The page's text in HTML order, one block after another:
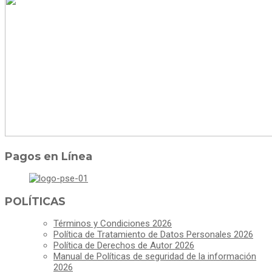
Pagos en Línea
POLÍTICAS
Términos y Condiciones 2026
Política de Tratamiento de Datos Personales 2026
Política de Derechos de Autor 2026
Manual de Políticas de seguridad de la información
2026